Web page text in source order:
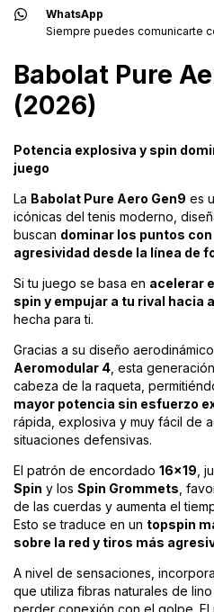
WhatsApp
Siempre puedes comunicarte
Babolat Pure
(2026)
Potencia explosiva y spin
juego
La Babolat Pure Aero Gen9 es
icónicas del tenis moderno,
buscan dominar los puntos
agresividad desde la línea de
Si tu juego se basa en acelerar
spin y empujar a tu rival hacia
hecha para ti.
Gracias a su diseño
Aeromodular 4 , esta
cabeza de la raqueta,
mayor potencia sin esfuerzo
rápida, explosiva y muy fácil de
situaciones defensivas.
El patrón de encordado 16x19 ,
Spin y los Spin Grommets ,
de las cuerdas y aumenta el
Esto se traduce en un topspin
sobre la red y tiros más
A nivel de sensaciones,
que utiliza fibras naturales de
perder conexión con el golpe. El